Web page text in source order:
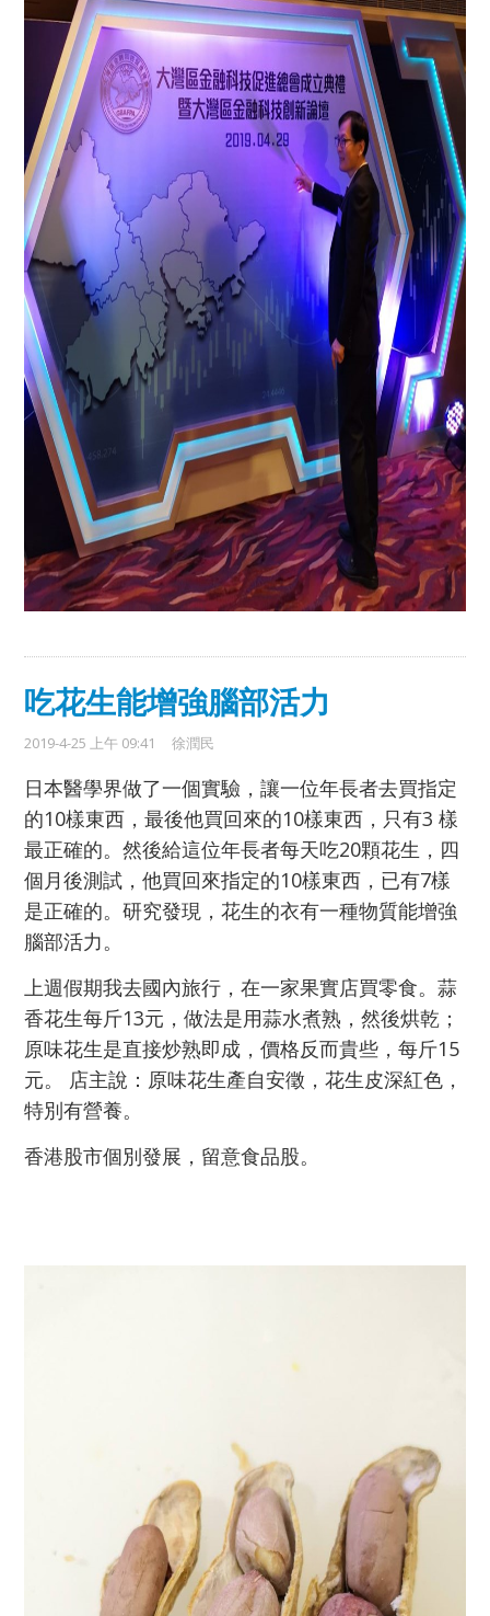
吃花生能增強腦部活力
2019-4-25 上午 09:41 徐潤民
日本醫學界做了一個實驗，讓一位年長者去買指定
的10樣東西，最後他買回來的10樣東西，只有3 樣
最正確的。然後給這位年長者每天吃20顆花生，四
個月後測試，他買回來指定的10樣東西，已有7樣
是正確的。研究發現，花生的衣有一種物質能增強
腦部活力。
上週假期我去國內旅行，在一家果實店買零食。蒜
香花生每斤13元，做法是用蒜水煮熟，然後烘乾；
原味花生是直接炒熟即成，價格反而貴些，每斤15
元。 店主說：原味花生產自安徵，花生皮深紅色，
特別有營養。
香港股市個別發展，留意食品股。